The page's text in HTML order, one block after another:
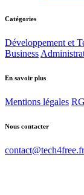
Catégories
Développement et
Business
En savoir plus
Mentions légales
Nous contacter
contact@tech4free.fr